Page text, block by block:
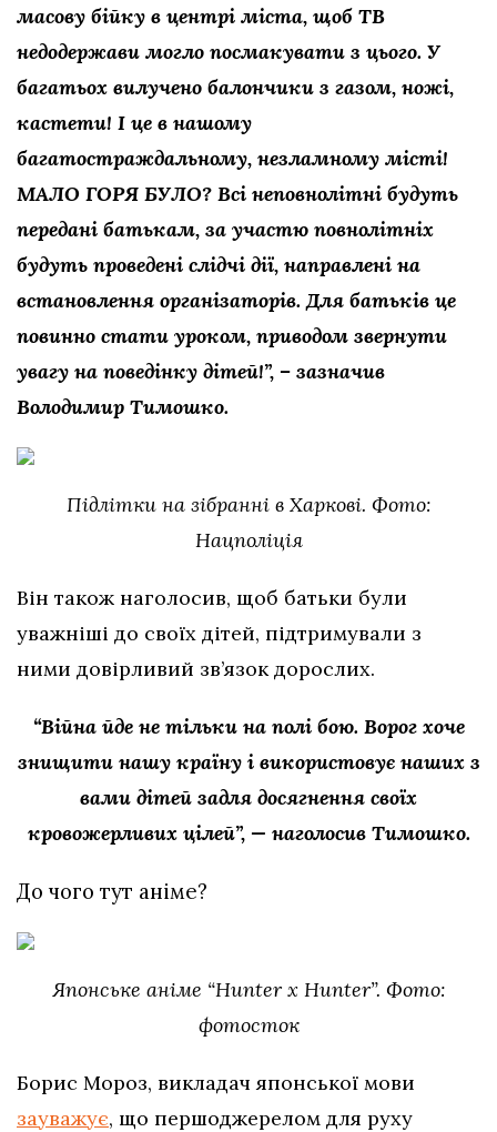
масову бійку в центрі міста, щоб ТВ
недодержави могло посмакувати з цього. У
багатьох вилучено балончики з газом, ножі,
кастети! І це в нашому
багатостраждальному, незламному місті!
МАЛО ГОРЯ БУЛО? Всі неповнолітні будуть
передані батькам, за участю повнолітніх
будуть проведені слідчі дії, направлені на
встановлення організаторів. Для батьків це
повинно стати уроком, приводом звернути
увагу на поведінку дітей!”, – зазначив
Володимир Тимошко.
Підлітки на зібранні в Харкові. Фото:
Нацполіція
Він також наголосив, щоб батьки були
уважніші до своїх дітей, підтримували з
ними довірливий зв’язок дорослих.
“Війна йде не тільки на полі бою. Ворог хоче
знищити нашу країну і використовує наших з
вами дітей задля досягнення своїх
кровожерливих цілей”, — наголосив Тимошко.
До чого тут аніме?
Японське аніме “Hunter x Hunter”. Фото:
фотосток
Борис Мороз, викладач японської мови
зауважує, що першоджерелом для руху